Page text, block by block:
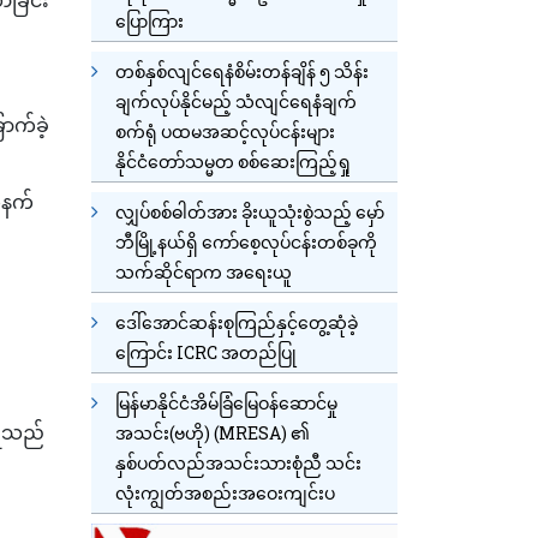
ာက်ခဲ့
နက်
သည်
ပြောကြား
တစ်နှစ်လျင်ရေနံစိမ်းတန်ချိန် ၅ သိန်း
ချက်လုပ်နိုင်မည့် သံလျင်ရေနံချက်
စက်ရုံ ပထမအဆင့်လုပ်ငန်းများ
နိုင်ငံတော်သမ္မတ စစ်ဆေးကြည့်ရှု
လျှပ်စစ်ဓါတ်အား ခိုးယူသုံးစွဲသည့် မှော်
ဘီမြို့နယ်ရှိ ကော်စေ့လုပ်ငန်းတစ်ခုကို
သက်ဆိုင်ရာက အရေးယူ
ဒေါ်အောင်ဆန်းစုကြည်နှင့်တွေ့ဆုံခဲ့
ကြောင်း ICRC အတည်ပြု
မြန်မာနိုင်ငံအိမ်ခြံမြေဝန်ဆောင်မှု
အသင်း(ဗဟို) (MRESA) ၏
နှစ်ပတ်လည်အသင်းသားစုံညီ သင်း
လုံးကျွတ်အစည်းအဝေးကျင်းပ